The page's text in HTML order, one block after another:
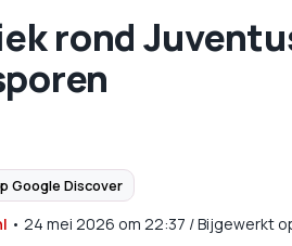
rond
Google Discover
• 24 mei 2026 om 22:37 /Bijgewerkt